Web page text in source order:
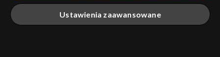
Wichrowe wzgórze
odc. 223
Wichrowe wzgórze
odc. 222
Twoje dane osobowe zbierane podczas odwiedzania przez
Ciebie naszych
poszczególnych serwisówzwanych dalej
„Portalem”, w tym informacje zapisywane za pomocą
Ustawienia zaawansowane